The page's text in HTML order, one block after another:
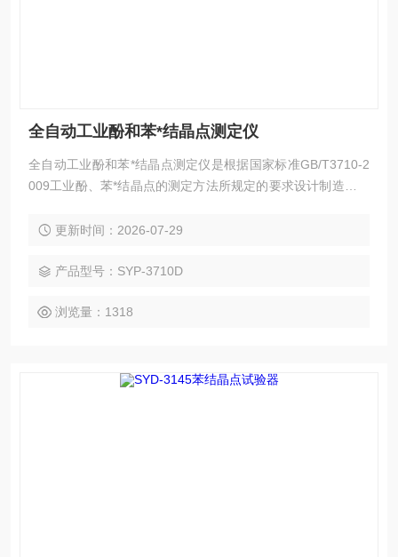
全自动工业酚和苯*结晶点测定仪
全自动工业酚和苯*结晶点测定仪是根据国家标准GB/T3710-2
009工业酚、苯*结晶点的测定方法所规定的要求设计制造的，
品、增塑剂的结晶点。仪器自动降温、自动往返式机械搅拌、
作员在放样后，按一键即可开始和完成实验。
更新时间：2026-07-29
产品型号：SYP-3710D
浏览量：1318